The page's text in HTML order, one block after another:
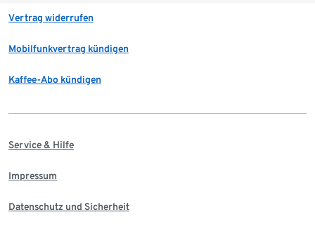
Vertrag widerrufen
Mobilfunkvertrag kündigen
Kaffee-Abo kündigen
Service & Hilfe
Impressum
Datenschutz und Sicherheit